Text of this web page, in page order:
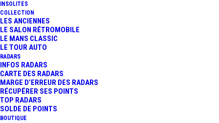
INSOLITES
COLLECTION
LES ANCIENNES
LE SALON RÉTROMOBILE
LE MANS CLASSIC
LE TOUR AUTO
RADARS
INFOS RADARS
CARTE DES RADARS
MARGE D’ERREUR DES RADARS
RÉCUPÉRER SES POINTS
TOP RADARS
SOLDE DE POINTS
BOUTIQUE
ASTON MARTIN VALHALLA :
SON V6 INÉDIT DÉVOILÉ